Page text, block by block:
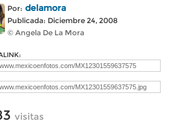
Por: delamora
Publicada: Diciembre 24, 2008
© Angela De La Mora
visitas